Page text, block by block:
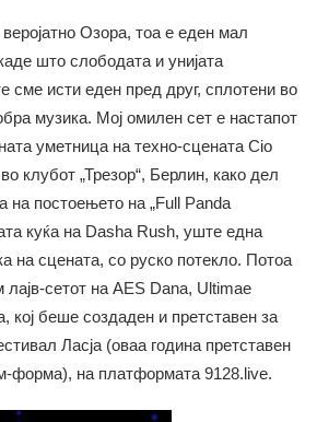
веројатно Озора, тоа е еден мал
што слободата и унијата
сме исти еден пред друг, сплотени во
музика. Мој омилен сет е настапот
уметница на техно-сцената Cio
клубот „Трезор“, Берлин, како дел
на постоењето на „Full Panda
куќа на Dasha Rush, уште една
на сцената, со руско потекло. Потоа
лајв-сетот на AES Dana, Ultimae
кој беше создаден и претставен за
Ласја (оваа година претставен
форма), на платформата 9128.live.